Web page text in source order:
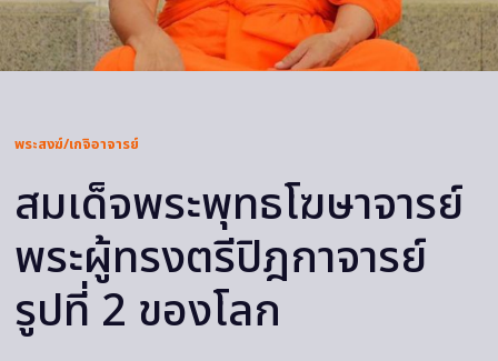
พระสงฆ์/เกจิอาจารย์
สมเด็จพระพุทธโฆษาจารย์
พระผู้ทรงตรีปิฎกาจารย์
รูปที่ 2 ของโลก